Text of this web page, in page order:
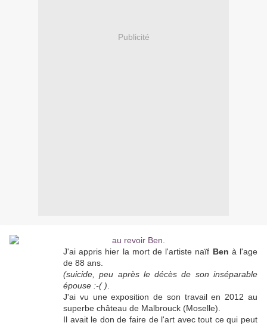
Publicité
J'ai appris hier la mort de l'artiste naïf Ben à l'age
de 88 ans.
(suicide, peu après le décès de son inséparable
épouse :-( )
J'ai vu une exposition de son travail en 2012 au
superbe château de Malbrouck (Moselle).
Il avait le don de faire de l'art avec tout ce qui peut